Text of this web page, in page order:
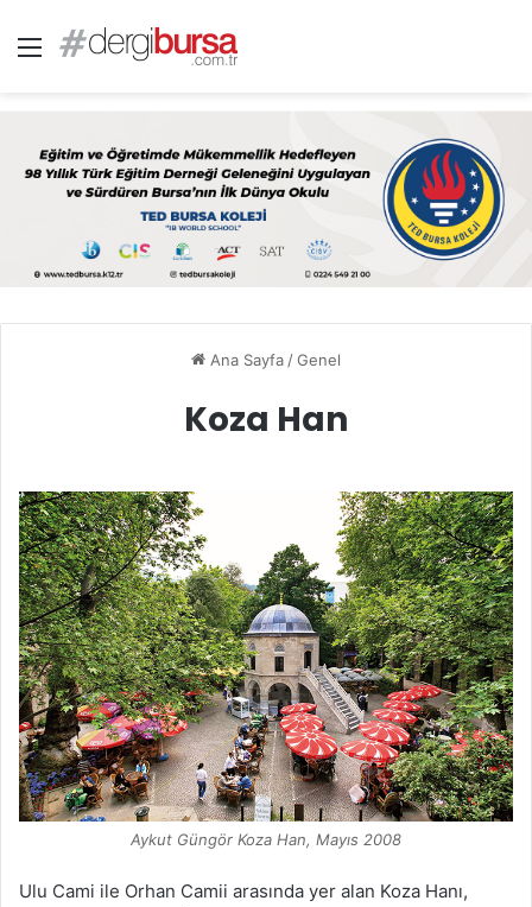
Menü
Ana Sayfa/Genel
Koza Han
Aykut Güngör Koza Han, Mayıs 2008
Ulu Cami ile Orhan Camii arasında yer alan Koza Hanı,